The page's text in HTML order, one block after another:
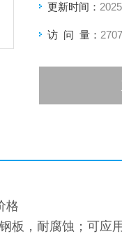
更新时间：
访 问 量： 2707
格
板，耐腐蚀；可应